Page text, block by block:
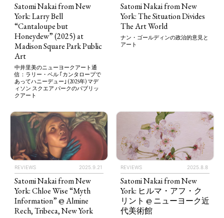
TAGS RANKING
POLITICS REVIEWS ARTICLES
Satomi Nakai from New
York: Larry Bell
“Cantaloupe but
Honeydew” (2025) at
Madison Square Park Public
Art
中井里美のニューヨークアート通
信：ラリー・ベル ｢カンタロープで
あってハニーデュー｣ (2025年) マデ
ィソン スクエア パークのパブリッ
クアート
Satomi Nakai from New
York: The Situation Divides
The Art World
ナン・ゴールディンの政治的意見と
アート
REVIEWS 2025.9.21
Satomi Nakai from New
York: Chloe Wise “Myth
Information” @ Almine
Rech, Tribeca, New York
REVIEWS 2025.8.8
Satomi Nakai from New
York: ヒルマ・アフ・ク
リント @ ニューヨーク近
代美術館